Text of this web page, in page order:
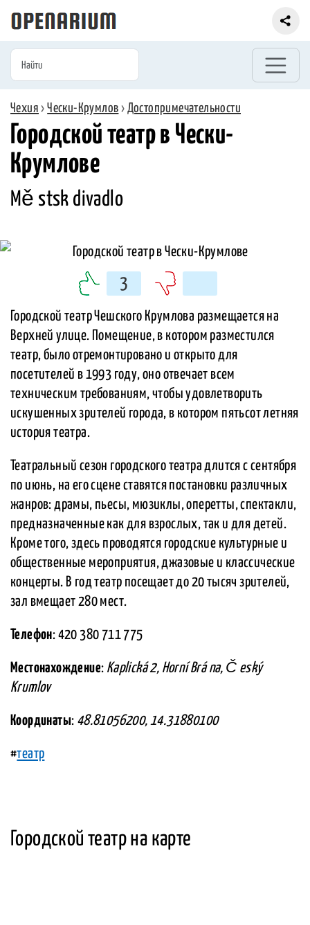
Чехия ›Чески-Крумлов › Достопримечательности
Городской театр в Чески-
Крумлове
Mě stsk divadlo
3
Городской театр Чешского Крумлова размещается на
Верхней улице. Помещение, в котором разместился
театр, было отремонтировано и открыто для
посетителей в 1993 году, оно отвечает всем
техническим требованиям, чтобы удовлетворить
искушенных зрителей города, в котором пятьсот летняя
история театра.
Театральный сезон городского театра длится с сентября
по июнь, на его сцене ставятся постановки различных
жанров: драмы, пьесы, мюзиклы, оперетты, спектакли,
предназначенные как для взрослых, так и для детей.
Кроме того, здесь проводятся городские культурные и
общественные мероприятия, джазовые и классические
концерты. В год театр посещает до 20 тысяч зрителей,
зал вмещает 280 мест.
Телефон: 420 380 711 775
Местонахождение: Kaplická 2, Horní Brá na, Č eský
Krumlov
Координаты: 48.81056200, 14.31880100
#театр
Городской театр на карте